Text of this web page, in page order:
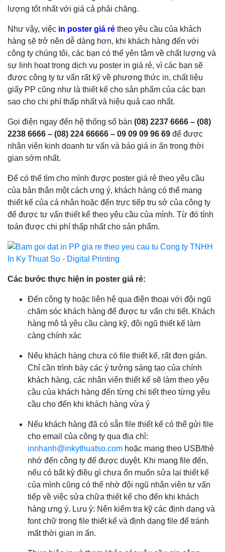
lượng tốt nhất với giá cả phải chăng.
Như vậy, việc in poster giá rẻ theo yêu cầu của khách
hàng sẽ trở nên dễ dàng hơn, khi khách hàng đến với
công ty chúng tôi, các bạn có thể yên tâm về chất lượng và
sự linh hoạt trong dịch vụ poster in giá rẻ, vì các bạn sẽ
được công ty tư vấn rất kỹ về phương thức in, chất liệu
giấy PP cũng như là thiết kế cho sản phẩm của các bạn
sao cho chi phí thấp nhất và hiệu quả cao nhất.
Gọi điện ngay đến hệ thống số bàn (08) 2237 6666 – (08)
2238 6666 – (08) 224 66666 – 09 09 09 96 69 để được
nhân viên kinh doanh tư vấn và báo giá in ấn trong thời
gian sớm nhất.
Để có thể tìm cho mình được poster giá rẻ theo yêu cầu
của bản thân một cách ưng ý, khách hàng có thể mang
thiết kế của cá nhân hoặc đến trực tiếp trụ sở của công ty
để được tư vấn thiết kế theo yêu cầu của mình. Từ đó tính
toán được chi phí thấp nhất cho sản phẩm.
Các bước thực hiện in poster giá rẻ:
Đến công ty hoặc liên hệ qua điện thoại với đội ngũ
chăm sóc khách hàng để được tư vấn chi tiết. Khách
hàng mô tả yêu cầu càng kỹ, đội ngũ thiết kế làm
càng chính xác
Nếu khách hàng chưa có file thiết kế, rất đơn giản.
Chỉ cần trình bày các ý tưởng sáng tạo của chính
khách hàng, các nhân viên thiết kế sẽ làm theo yêu
cầu của khách hàng đến từng chi tiết theo từng yêu
cầu cho đến khi khách hàng vừa ý
Nếu khách hàng đã có sẵn file thiết kế có thể gửi file
cho email của công ty qua địa chỉ:
innhanh@inkythuatso.com hoặc mang theo USB/thẻ
nhớ đến công ty để được duyệt. Khi mang file đến,
nếu có bất kỳ điều gì chưa ổn muốn sửa lại thiết kế
của mình cũng có thể nhờ đội ngũ nhân viên tư vấn
tiếp về việc sửa chữa thiết kế cho đến khi khách
hàng ưng ý. Lưu ý: Nên kiểm tra kỹ các định dạng và
font chữ trong file thiết kế và định dạng file để tránh
mất thời gian in ấn.